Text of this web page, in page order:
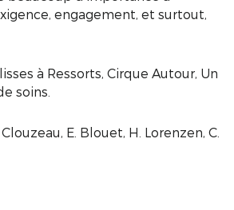
engagement, et surtout,
à Ressorts, Cirque Autour, Un
soins.
E. Blouet, H. Lorenzen, C.